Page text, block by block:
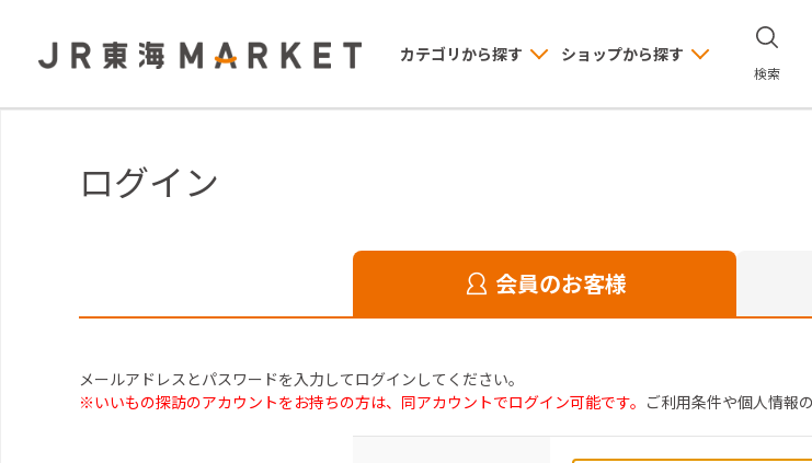
カテゴリから探す ショップから探す
検索
ログイン
会員のお客様
メールアドレスとパスワードを入力してログインしてください。
※いいもの探訪のアカウントをお持ちの方は、同アカウントでログイン可能です。 ご利用条件や個人情報